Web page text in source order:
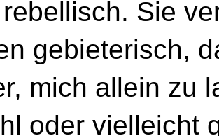
Sie
gebieterisch,
mich allein zu
oder vielleicht